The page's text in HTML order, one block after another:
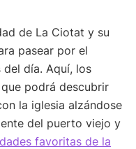
de La Ciotat y su
pasear por el
día. Aquí, los
podrá descubrir
la iglesia alzándose
del puerto viejo y
favoritas de la